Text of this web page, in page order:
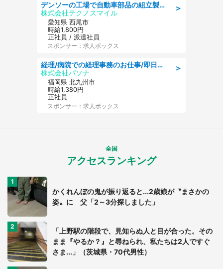
＞
デンソーの工場で自動車部品の組立製造/denso aichi
株式会社テクノスマイル
愛知県 西尾市
時給1,800円
正社員 / 派遣社員
スポンサー：求人ボックス
＞
経理/病院での経理事務のお仕事/即日勤務可/車通勤可/経理/一般事務
株式会社パソナ
福岡県 北九州市
時給1,380円
正社員
スポンサー：求人ボックス
全国
アクセスランキング
かくれんぼの鬼が振り返ると...2歳娘が〝まさかの
姿〟に 父「2～3分探しました」
「上野駅の階段で、見知らぬ人と目が合った。その
まま『やるか？』と尋ねられ、私たちは2人ですぐ
さま...」（茨城県・70代男性）